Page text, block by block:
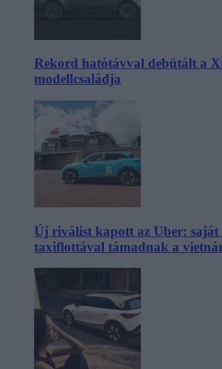
Rekord hatótávval debütált a
modellcsaládja
Új riválist kapott az Uber: saját
taxiflottával támadnak a